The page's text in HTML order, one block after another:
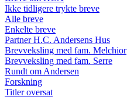
Ikke tidligere trykte breve
Alle breve
Enkelte breve
Partner H.C. Andersens Hus
Brevveksling med fam. Melchior
Brevveksling med fam. Serre
Rundt om Andersen
Forskning
Titler oversat